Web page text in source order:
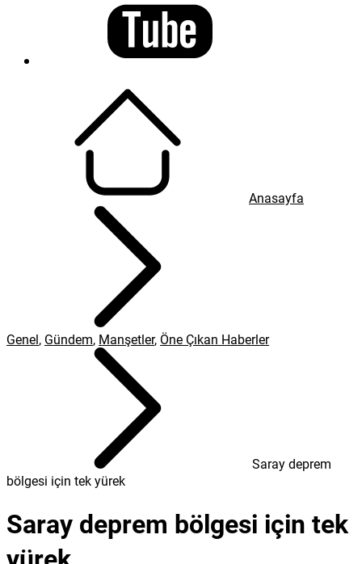
Anasayfa
Genel, Gündem, Manşetler, Öne Çıkan Haberler
Saray deprem
bölgesi için tek yürek
Saray deprem bölgesi için tek